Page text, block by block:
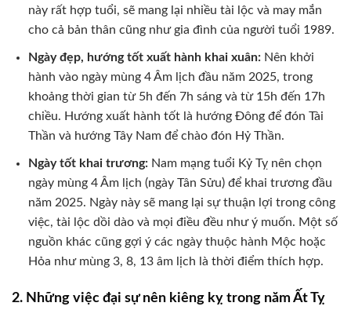
này rất hợp tuổi, sẽ mang lại nhiều tài lộc và may mắn
cho cả bản thân cũng như gia đình của người tuổi 1989.
Ngày đẹp, hướng tốt xuất hành khai xuân:Nên khởi
hành vào ngày mùng 4 Âm lịch đầu năm 2025, trong
khoảng thời gian từ 5h đến 7h sáng và từ 15h đến 17h
chiều. Hướng xuất hành tốt là hướng Đông để đón Tài
Thần và hướng Tây Nam để chào đón Hỷ Thần.
Ngày tốt khai trương:Nam mạng tuổi Kỷ Tỵ nên chọn
ngày mùng 4 Âm lịch (ngày Tân Sửu) để khai trương đầu
năm 2025. Ngày này sẽ mang lại sự thuận lợi trong công
việc, tài lộc dồi dào và mọi điều đều như ý muốn. Một số
nguồn khác cũng gợi ý các ngày thuộc hành Mộc hoặc
Hỏa như mùng 3, 8, 13 âm lịch là thời điểm thích hợp.
2. Những việc đại sự nên kiêng kỵ trong năm Ất Tỵ